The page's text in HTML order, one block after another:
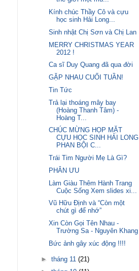
Kính chúc Thầy Cô và cựu
học sinh Hải Long...
Sinh nhật Chị Sơn và Chị Lan
MERRY CHRISTMAS YEAR
2012 !
Ca sĩ Duy Quang đã qua đời
GẶP NHAU CUỐI TUẦN!
Tin Tức
Trả lại thoáng mây bay
(Hoàng Thanh Tâm) -
Hoàng T...
CHÚC MỪNG HỌP MẶT
CỰU HỌC SINH HẢI LONG
PHAN BỘI C...
Trái Tim Người Mẹ Là Gì?
PHÂN ƯU
Làm Giàu Thêm Hành Trang
Cuộc Sống Xem slides xi...
Vũ Hữu Định và “Còn một
chút gì để nhớ”
Xin Còn Gọi Tên Nhau -
Trường Sa - Nguyên Khang
Bức ảnh gây xúc động !!!!
► tháng 11 (21)